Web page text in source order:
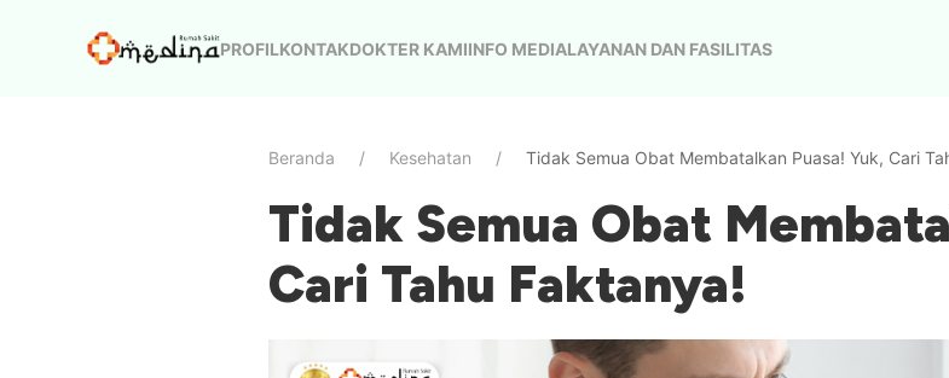
PROFILKONTAKDOKTER KAMIINFO MEDIALAYANAN DAN FASILITAS
Beranda Kesehatan Tidak Semua Obat Membatalkan Puasa! Yuk, Cari
Tidak Semua Obat
Cari Tahu Faktanya!